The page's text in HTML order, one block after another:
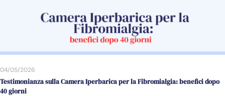
04/05/2026
Testimonianza sulla Camera Iperbarica per la Fibromialgia: benefici dopo
40 giorni